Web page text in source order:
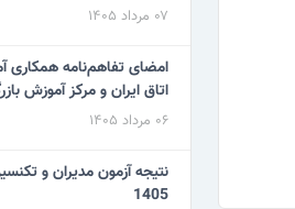
۰۷ مرداد ۱۴۰۵
امضای تفاهم‌نامه همکاری
اتاق ایران و مرکز آموزش
۰۶ مرداد ۱۴۰۵
1405